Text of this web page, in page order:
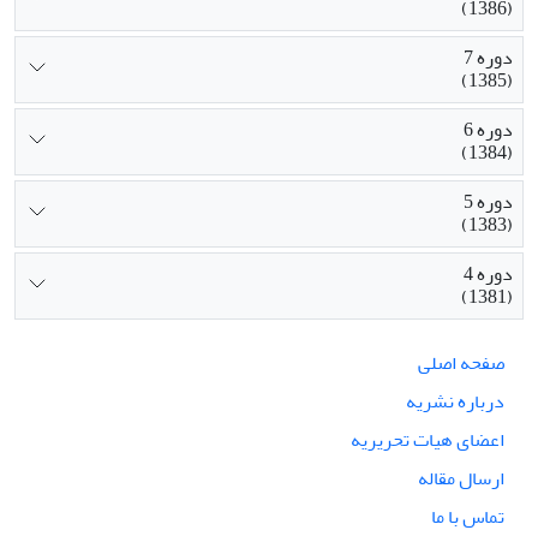
(1386)
دوره 7
(1385)
دوره 6
(1384)
دوره 5
(1383)
دوره 4
(1381)
صفحه اصلی
درباره نشریه
اعضای هیات تحریریه
ارسال مقاله
تماس با ما